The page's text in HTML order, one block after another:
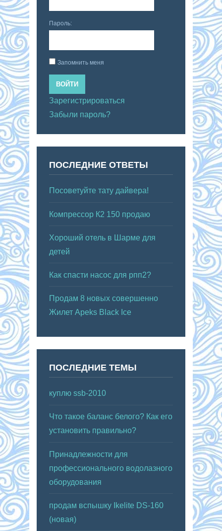
Пароль:
Запомнить меня
ВОЙТИ
Зарегистрироваться
Забыли пароль?
ПОСЛЕДНИЕ ОТВЕТЫ
Посоветуйте тату дайвера!
Компрессор К2 150 продаю
Хороший отель в Шарме для
детей
Как спасти насос для рпп2?
Продам 8 новых совершенно
Жилет Apeks Black Ice
ПОСЛЕДНИЕ ТЕМЫ
куплю ssb-2010
Что такое баланс белого? Как его
установить правильно?
Принадлежности для
профессионального водолазного
оборудования
продам вспышку Ikelite DS-160
(новая)